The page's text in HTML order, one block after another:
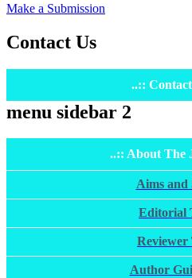
Make a Submission
Contact Us
..::
menu sidebar 2
..:: About The
Aims and
Editorial
Reviewer
Author